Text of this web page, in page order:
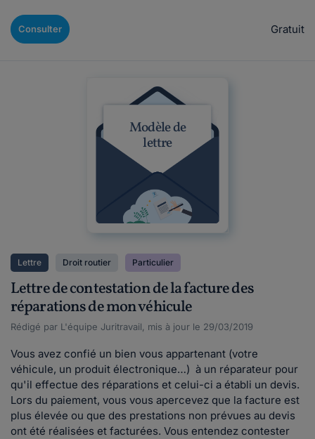
Consulter Gratuit
Modèle de
lettre
Lettre Droit routier Particulier
Lettre de contestation de la facture des
réparations de mon véhicule
Rédigé par L'équipe Juritravail, mis à jour le 29/03/2019
Vous avez confié un bien vous appartenant (votre
véhicule, un produit électronique…) à un réparateur pour
qu'il effectue des réparations et celui-ci a établi un devis.
Lors du paiement, vous vous apercevez que la facture est
plus élevée ou que des prestations non prévues au devis
ont été réalisées et facturées. Vous entendez contester